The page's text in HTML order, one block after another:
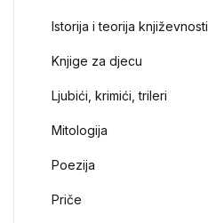
Istorija i teorija književnosti
Knjige za djecu
Ljubići, krimići, trileri
Mitologija
Poezija
Priče